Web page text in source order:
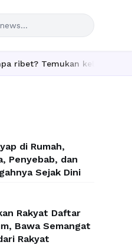
Temukan kelas seru dan
di Rumah,
Penyebab, dan
Sejak Dini
Rakyat Daftar
Bawa Semangat
Rakyat